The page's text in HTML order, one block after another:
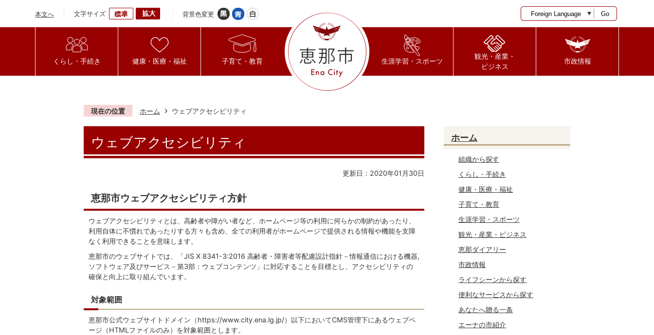
本文へ 文字サイズ 背景色変更 Go
くらし・手続き 健康・医療・福祉 子育て・教育 生涯学習・スポーツ
観光・産業・
ビジネス
市政情報
現在の位置 ホーム ウェブアクセシビリティ
ウェブアクセシビリティ
更新日：2020年01月30日
恵那市ウェブアクセシビリティ方針
ウェブアクセシビリティとは、高齢者や障がい者など、ホームページ等の利用に何らかの制約があったり、
利用自体に不慣れであったりする方々も含め、全ての利用者がホームページで提供される情報や機能を支障
なく利用できることを意味します。
恵那市のウェブサイトでは、「JIS X 8341-3:2016 高齢者・障害者等配慮設計指針－情報通信における機器,
ソフトウェア及びサービス－第3部：ウェブコンテンツ」に対応することを目標とし、アクセシビリティの
確保と向上に取り組んでいます。
対象範囲
恵那市公式ウェブサイトドメイン（https://www.city.ena.lg.jp/）以下においてCMS管理下にあるウェブペ
ージ（HTMLファイルのみ）を対象範囲とします。
ホーム
組織から探す
くらし・手続き
健康・医療・福祉
子育て・教育
生涯学習・スポーツ
観光・産業・ビジネス
恵那ダイアリー
市政情報
ライフシーンから探す
便利なサービスから探す
あなたへ贈る一条
エーナの市紹介